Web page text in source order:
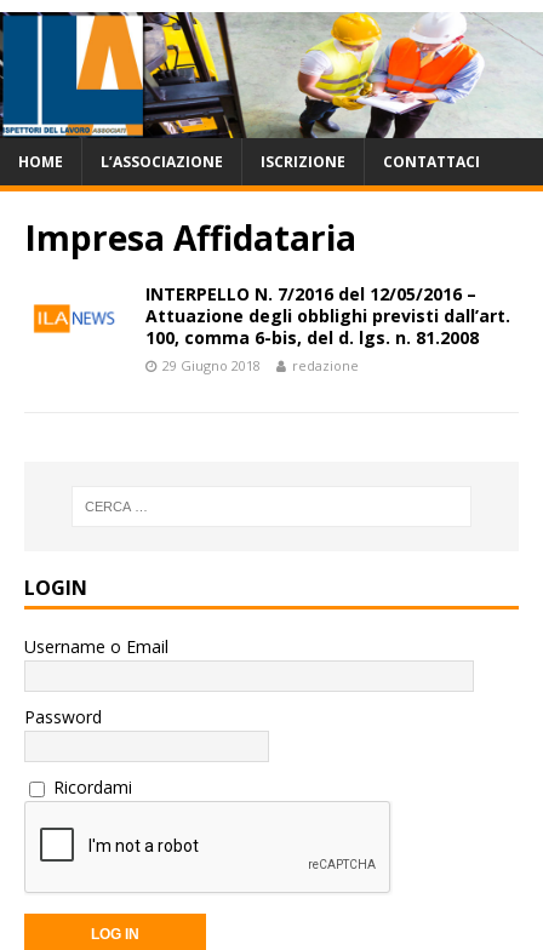
HOME L’ASSOCIAZIONE ISCRIZIONE CONTATTACI
Impresa Affidataria
INTERPELLO N. 7/2016 del 12/05/2016 –
Attuazione degli obblighi previsti dall’art.
100, comma 6-bis, del d. lgs. n. 81.2008
29 Giugno 2018 redazione
LOGIN
Username o Email
Password
Ricordami